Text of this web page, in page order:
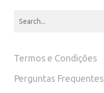
Termos e Condições
Perguntas Frequentes